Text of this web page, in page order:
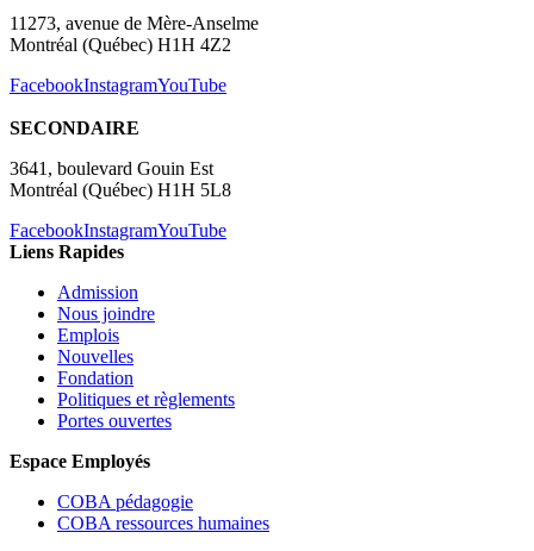
11273, avenue de Mère-Anselme
Montréal (Québec) H1H 4Z2
FacebookInstagramYouTube
SECONDAIRE
3641, boulevard Gouin Est
Montréal (Québec) H1H 5L8
FacebookInstagramYouTube
Liens Rapides
Admission
Nous joindre
Emplois
Nouvelles
Fondation
Politiques et règlements
Portes ouvertes
Espace Employés
COBA pédagogie
COBA ressources humaines